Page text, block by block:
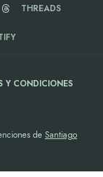
THREADS
Y CONDICIONES
de Santiago